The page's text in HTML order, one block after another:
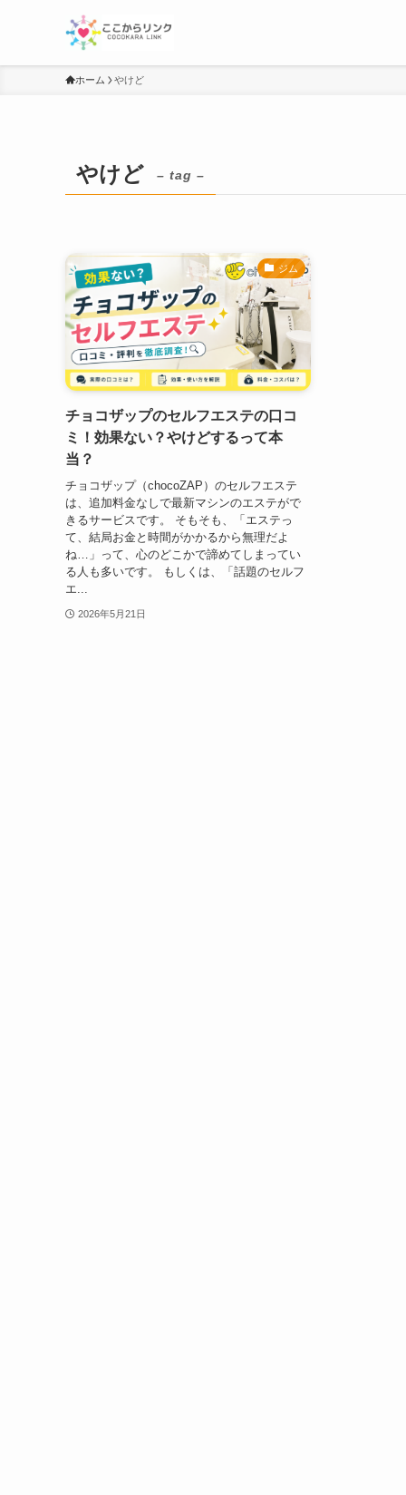
ホーム やけど
やけど – tag –
ジム
チョコザップのセルフエステの口コ
ミ！効果ない？やけどするって本
当？
チョコザップ（chocoZAP）のセルフエステ
は、追加料金なしで最新マシンのエステがで
きるサービスです。 そもそも、「エステっ
て、結局お金と時間がかかるから無理だよ
ね…」って、心のどこかで諦めてしまってい
る人も多いです。 もしくは、「話題のセルフ
エ...
2026年5月21日